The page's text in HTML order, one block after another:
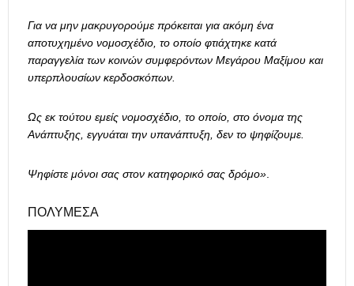
Για να μην μακρυγορούμε πρόκειται για ακόμη ένα
αποτυχημένο νομοσχέδιο, το οποίο φτιάχτηκε κατά
παραγγελία των κοινών συμφερόντων Μεγάρου Μαξίμου και
υπερπλουσίων κερδοσκόπων.
Ως εκ τούτου εμείς νομοσχέδιο, το οποίο, στο όνομα της
Ανάπτυξης, εγγυάται την υπανάπτυξη, δεν το ψηφίζουμε.
Ψηφίστε μόνοι σας στον κατηφορικό σας δρόμο».
ΠΟΛΥΜΈΣΑ